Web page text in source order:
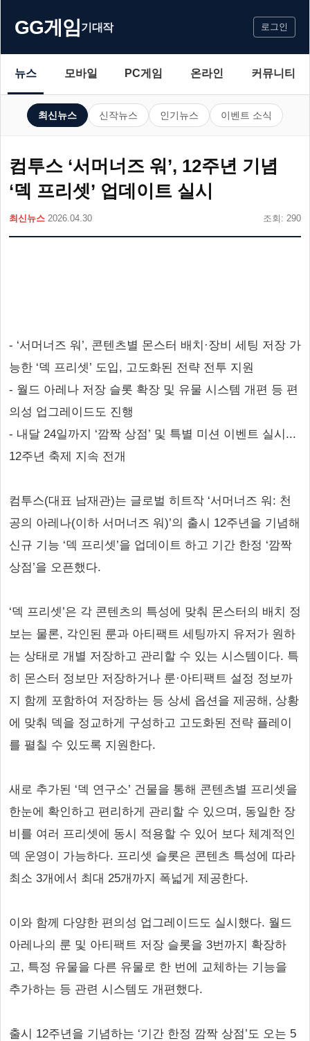
GG게임기대작 로그인
뉴스 모바일 PC게임 온라인 커뮤니티
최신뉴스 신작뉴스 인기뉴스 이벤트 소식
컴투스 ‘서머너즈 워’, 12주년 기념
‘덱 프리셋’ 업데이트 실시
최신뉴스 2026.04.30 조회: 290
- ‘서머너즈 워’, 콘텐츠별 몬스터 배치·장비 세팅 저장 가
능한 ‘덱 프리셋’ 도입, 고도화된 전략 전투 지원
- 월드 아레나 저장 슬롯 확장 및 유물 시스템 개편 등 편
의성 업그레이드도 진행
- 내달 24일까지 ‘깜짝 상점’ 및 특별 미션 이벤트 실시...
12주년 축제 지속 전개
컴투스(대표 남재관)는 글로벌 히트작 ‘서머너즈 워: 천
공의 아레나(이하 서머너즈 워)’의 출시 12주년을 기념해
신규 기능 ‘덱 프리셋’을 업데이트 하고 기간 한정 ‘깜짝
상점’을 오픈했다.
‘덱 프리셋’은 각 콘텐츠의 특성에 맞춰 몬스터의 배치 정
보는 물론, 각인된 룬과 아티팩트 세팅까지 유저가 원하
는 상태로 개별 저장하고 관리할 수 있는 시스템이다. 특
히 몬스터 정보만 저장하거나 룬·아티팩트 설정 정보까
지 함께 포함하여 저장하는 등 상세 옵션을 제공해, 상황
에 맞춰 덱을 정교하게 구성하고 고도화된 전략 플레이
를 펼칠 수 있도록 지원한다.
새로 추가된 ‘덱 연구소’ 건물을 통해 콘텐츠별 프리셋을
한눈에 확인하고 편리하게 관리할 수 있으며, 동일한 장
비를 여러 프리셋에 동시 적용할 수 있어 보다 체계적인
덱 운영이 가능하다. 프리셋 슬롯은 콘텐츠 특성에 따라
최소 3개에서 최대 25개까지 폭넓게 제공한다.
이와 함께 다양한 편의성 업그레이드도 실시했다. 월드
아레나의 룬 및 아티팩트 저장 슬롯을 3번까지 확장하
고, 특정 유물을 다른 유물로 한 번에 교체하는 기능을
추가하는 등 관련 시스템도 개편했다.
출시 12주년을 기념하는 ‘기간 한정 깜짝 상점’도 오는 5